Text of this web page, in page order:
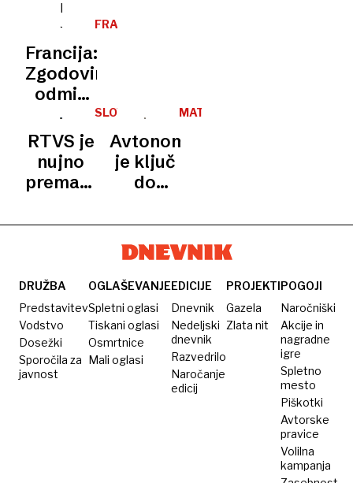
FRANCIJA
Francija:
Zgodovinski
odmik
od
centralizma
SLOVENIJA
RTVS je
nujno
premakniti
politike
MATJAŽ
Avtonomija
je ključ
do
DRUŽBA
Predstavitev
Vodstvo
Dosežki
Sporočila za
javnost
OGLAŠEVANJE
Spletni oglasi
Tiskani oglasi
Osmrtnice
Mali oglasi
EDICIJE
Dnevnik
Nedeljski
dnevnik
Razvedrilo
Naročanje
edicij
PROJEKTI
Gazela
Zlata nit
POGOJI
Naročniški
Akcije in
nagradne
igre
Spletno
mesto
Piškotki
Avtorske
pravice
Volilna
kampanja